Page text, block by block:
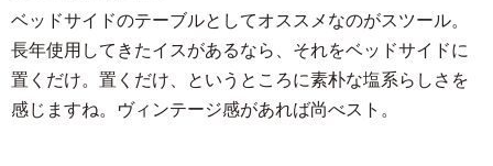
ベッドサイドのテーブルとしてオススメなのがスツール。
長年使用してきたイスがあるなら、それをベッドサイドに
置くだけ。置くだけ、というところに素朴な塩系らしさを
感じますね。ヴィンテージ感があれば尚べスト。